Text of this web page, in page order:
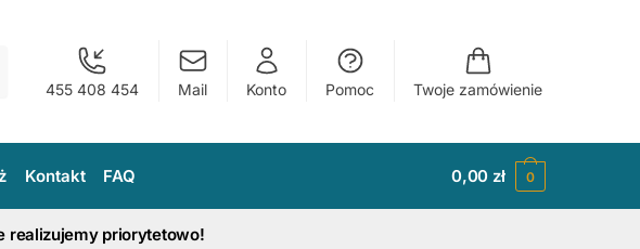
455 408 454 Mail Konto Pomoc Twoje zamówienie
Kontakt FAQ 0,00zł 0
realizujemy priorytetowo!